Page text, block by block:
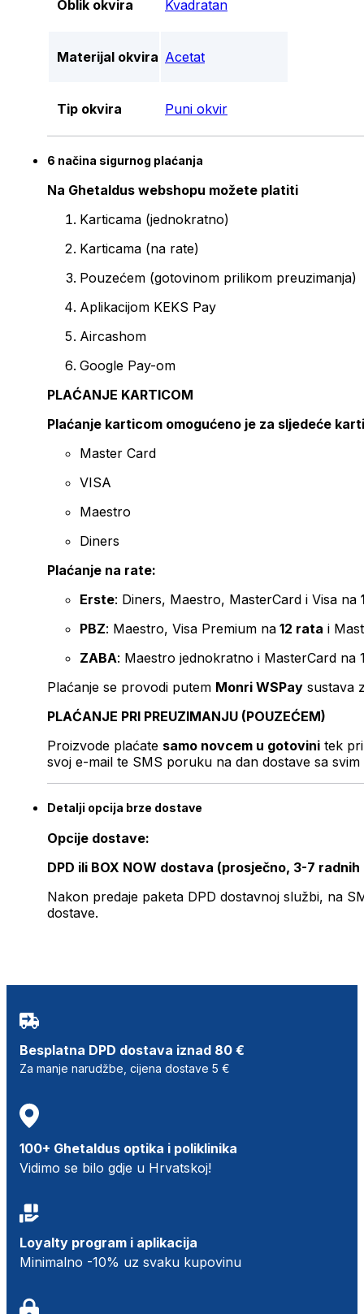
Oblik okvira Kvadratan
Materijal okvira Acetat
Tip okvira Puni okvir
6 načina sigurnog plaćanja
Na Ghetaldus webshopu možete platiti
Karticama (jednokratno)
Karticama (na rate)
Pouzećem (gotovinom prilikom preuzimanja)
Aplikacijom KEKS Pay
Aircashom
Google Pay-om
PLAĆANJE KARTICOM
Plaćanje karticom omogućeno je za sljedeće
Master Card
VISA
Maestro
Diners
Plaćanje na rate:
Erste: Diners, Maestro, MasterCard i Visa na
PBZ: Maestro, Visa Premium na 12 rata i
ZABA: Maestro jednokratno i MasterCard na
Plaćanje se provodi putem Monri WSPay sustava
PLAĆANJE PRI PREUZIMANJU (POUZEĆEM)
Proizvode plaćate samo novcem u gotovini tek
svoj e-mail te SMS poruku na dan dostave sa svim
Detalji opcija brze dostave
Opcije dostave:
DPD ili BOX NOW dostava (prosječno, 3-7 radnih
Nakon predaje paketa DPD dostavnoj službi, na
dostave.
Besplatna DPD dostava iznad 80 €
Za manje narudžbe, cijena dostave 5 €
100+ Ghetaldus optika i poliklinika
Vidimo se bilo gdje u Hrvatskoj!
Loyalty program i aplikacija
Minimalno -10% uz svaku kupovinu